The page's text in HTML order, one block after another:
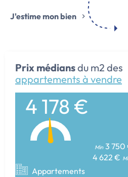
J'estime mon bien
Prix médiansdu m2 des
appartements à vendre
4 178 €
Min 3 750
4 622 €
Appartements